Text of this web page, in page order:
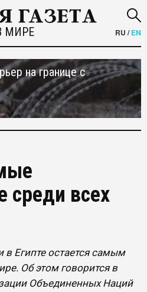
МИРЕ RU /EN
на границе с
среди всех
в Египте остается самым
Об этом говорится в
Объединенных Наций